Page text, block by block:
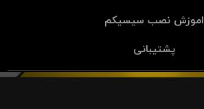
اموزش نصب سیسیکم
پشتیبانی